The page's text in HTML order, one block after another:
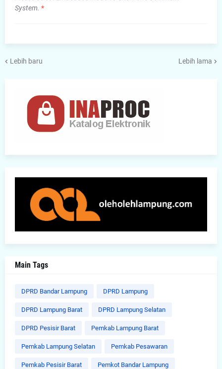
System. *
Lebih baru Lebih lama
Main Tags
DPRD Bandar Lampung DPRD Lampung
DPRD Lampung Barat DPRD Lampung Selatan
DPRD Pesisir Barat Pemkab Lampung Barat
Pemkab Lampung Selatan Pemkab Pesawaran
Pemkab Pesisir Barat Pemkot Bandar Lampung